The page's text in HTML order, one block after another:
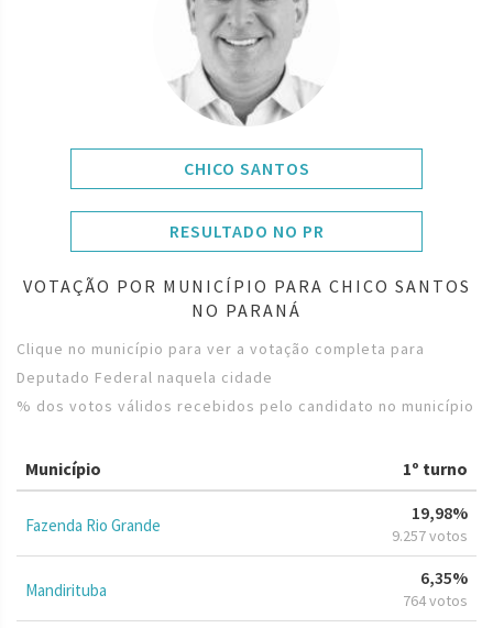
CHICO SANTOS
RESULTADO NO PR
VOTAÇÃO POR MUNICÍPIO PARA CHICO SANTOS
NO PARANÁ
Clique no município para ver a votação completa para
Deputado Federal naquela cidade
% dos votos válidos recebidos pelo candidato no município
Município 1º turno
Fazenda Rio Grande
19,98%
9.257 votos
Mandirituba
6,35%
764 votos